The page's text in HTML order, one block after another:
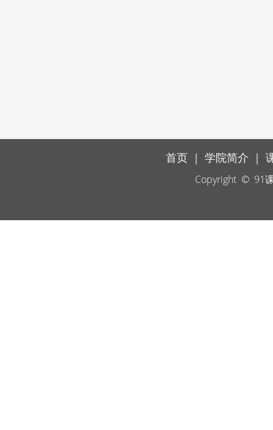
首页 ｜ 学院简介 ｜
Copyright © 91